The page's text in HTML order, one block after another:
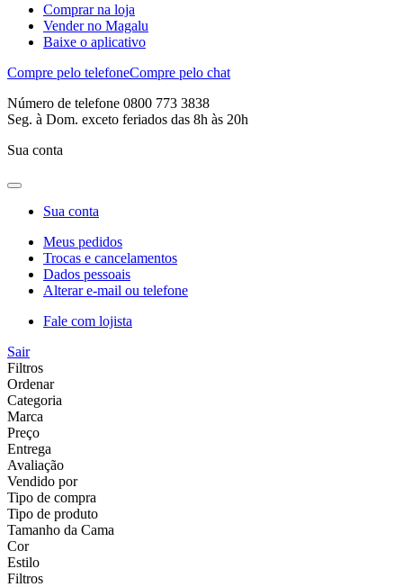
Comprar na loja
Vender no Magalu
Baixe o aplicativo
Compre pelo telefoneCompre pelo chat
Número de telefone 0800 773 3838
Seg. à Dom. exceto feriados das 8h às 20h
Sua conta
Sua conta
Meus pedidos
Trocas e cancelamentos
Dados pessoais
Alterar e-mail ou telefone
Fale com lojista
Sair
Filtros
Ordenar
Categoria
Marca
Preço
Entrega
Avaliação
Vendido por
Tipo de compra
Tipo de produto
Tamanho da Cama
Cor
Estilo
Filtros